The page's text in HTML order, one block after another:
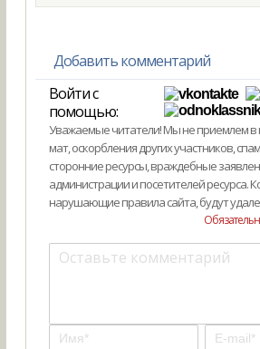
Добавить комментарий
Войти с
помощью:
Уважаемые читатели! Мы не приемлем в
мат, оскорбления других участников,
сторонние ресурсы, враждебные
администрации и посетителей ресурса.
нарушающие правила сайта, будут